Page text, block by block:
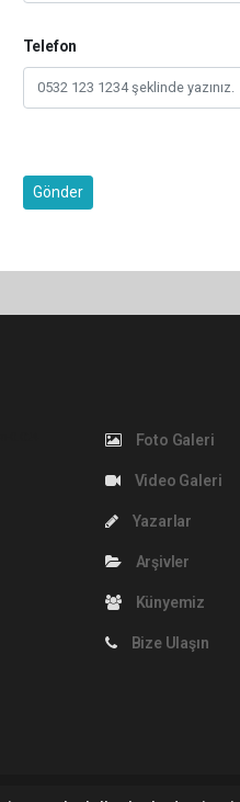
Telefon
Gönder
Foto Galeri
Video Galeri
Yazarlar
Arşivler
Künyemiz
Bize Ulaşın